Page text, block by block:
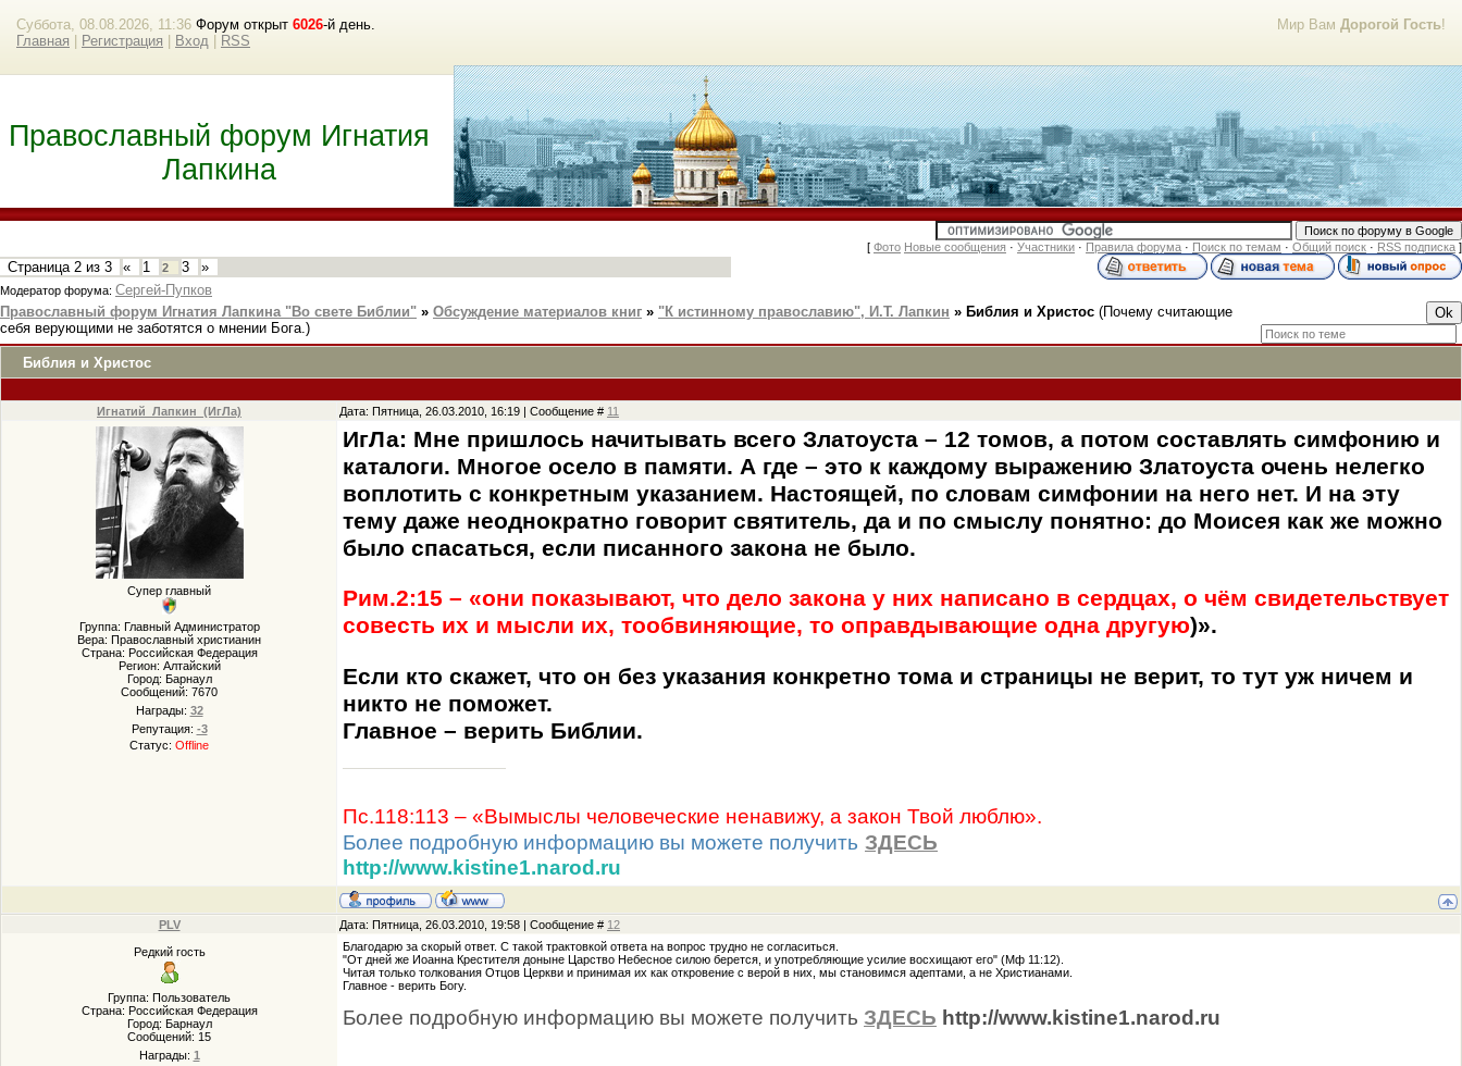
Мир Вам Дорогой Гость!
Суббота, 08.08.2026, 11:36 Форум открыт 6026-й день.
Главная
Регистрация Вход RSS
Православный форум Игнатия
Лапкина
[ Фото Новые сообщения · Участники · Правила форума · Поиск по темам · Общий поиск · RSS подписка ]
Страница 2 из 3 « 1 2 3 »
Модератор форума: Сергей-Пупков
Православный форум Игнатия Лапкина "Во свете Библии" » Обсуждение материалов книг » "К истинному православию", И.Т. Лапкин » Библия и Христос (Почему считающие
себя верующими не заботятся о мнении Бога.)
Библия и Христос
Игнатий_Лапкин_(ИгЛа) Дата: Пятница, 26.03.2010, 16:19 | Сообщение # 11
Супер главный
Группа: Главный Администратор
Вера: Православный христианин
Страна: Российская Федерация
Регион: Алтайский
Город: Барнаул
Сообщений: 7670
Награды: 32
Репутация: -3
Статус: Offline
ИгЛа: Мне пришлось начитывать всего Златоуста – 12 томов, а потом составлять симфонию и
каталоги. Многое осело в памяти. А где – это к каждому выражению Златоуста очень нелегко
воплотить с конкретным указанием. Настоящей, по словам симфонии на него нет. И на эту
тему даже неоднократно говорит святитель, да и по смыслу понятно: до Моисея как же можно
было спасаться, если писанного закона не было.
Рим.2:15 – «они показывают, что дело закона у них написано в сердцах, о чём свидетельствует
совесть их и мысли их, тообвиняющие, то оправдывающие одна другую)».
Если кто скажет, что он без указания конкретно тома и страницы не верит, то тут уж ничем и
никто не поможет.
Главное – верить Библии.
Пс.118:113 – «Вымыслы человеческие ненавижу, а закон Твой люблю».
Более подробную информацию вы можете получить ЗДЕСЬ
http://www.kistine1.narod.ru
PLV Дата: Пятница, 26.03.2010, 19:58 | Сообщение # 12
Редкий гость
Группа: Пользователь
Страна: Российская Федерация
Город: Барнаул
Сообщений: 15
Награды: 1
Благодарю за скорый ответ. С такой трактовкой ответа на вопрос трудно не согласиться.
"От дней же Иоанна Крестителя доныне Царство Небесное силою берется, и употребляющие усилие восхищают его" (Мф 11:12).
Читая только толкования Отцов Церкви и принимая их как откровение с верой в них, мы становимся адептами, а не Христианами.
Главное - верить Богу.
Более подробную информацию вы можете получить ЗДЕСЬ http://www.kistine1.narod.ru